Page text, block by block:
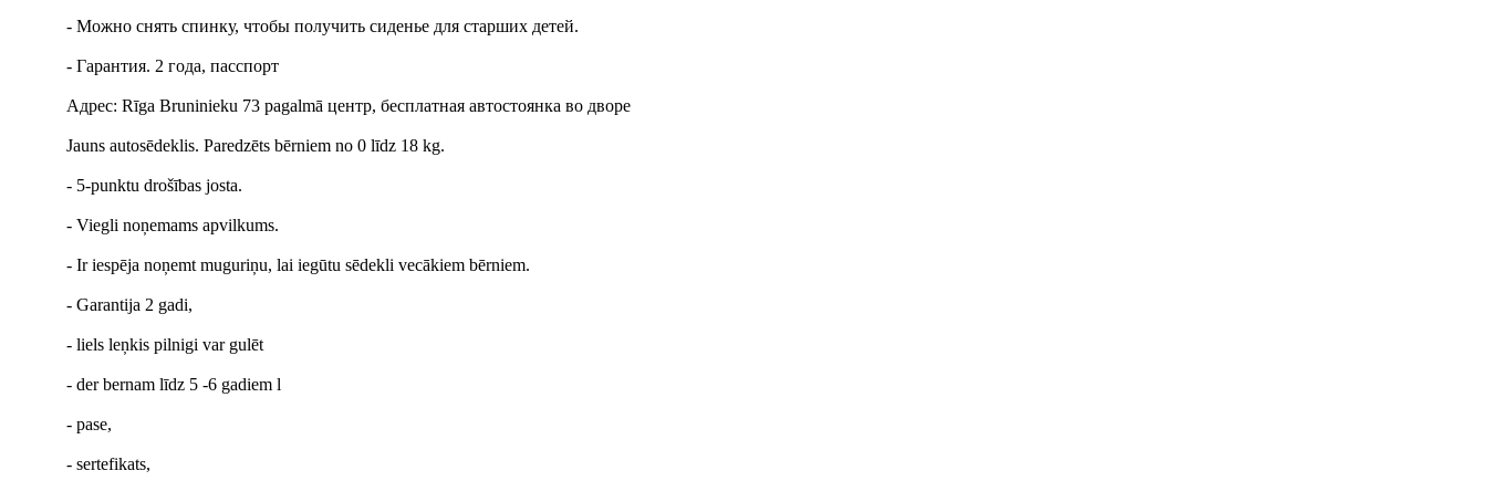
- Можно снять спинку, чтобы получить сиденье для старших детей.
- Гарантия. 2 года, пасспорт
Адрес: Rīga Bruninieku 73 pagalmā центр, бесплатная автостоянка во дворе
Jauns autosēdeklis. Paredzēts bērniem no 0 līdz 18 kg.
- 5-punktu drošības josta.
- Viegli noņemams apvilkums.
- Ir iespēja noņemt muguriņu, lai iegūtu sēdekli vecākiem bērniem.
- Garantija 2 gadi,
- liels leņkis pilnigi var gulēt
- der bernam līdz 5 -6 gadiem l
- pase,
- sertefikats,